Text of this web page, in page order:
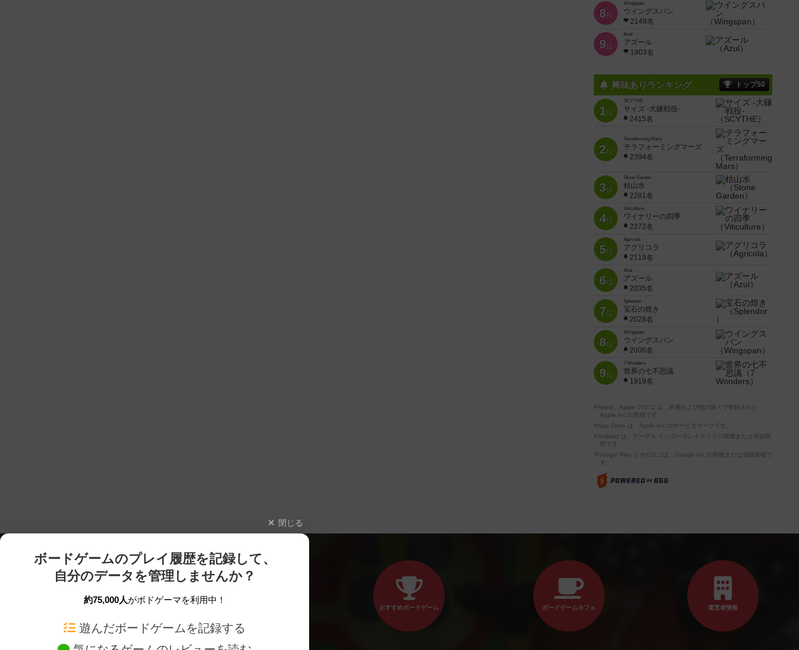
8位
Wingspan
ウイングスパン
2149名
9位
Azul
アズール
1903名
興味ありランキング トップ50
1位
SCYTHE
サイズ -大鎌戦役-
2415名
2位
Terraforming Mars
テラフォーミングマーズ
2394名
3位
Stone Garden
枯山水
2281名
4位
Viticulture
ワイナリーの四季
2272名
5位
Agricola
アグリコラ
2119名
6位
Azul
アズール
2035名
7位
Splendor
宝石の煌き
2028名
8位
Wingspan
ウイングスパン
2006名
9位
7 Wonders
世界の七不思議
1919名
※Apple、Apple のロゴ は、米国および他の国々で登録された
Apple Inc.の商標です。
※App Store は、Apple Inc.のサービスマークです。
※Android は、グーグル インコーポレイテッドの商標または登録商
標です。
※Google Play とそのロゴは、Google Inc.の商標または登録商標で
す。
閉じる
ボードゲームのプレイ履歴を記録して、
自分のデータを管理しませんか？
約75,000人がボドゲーマを利用中！
遊んだボードゲームを記録する
おすすめボードゲーム ボードゲームカフェ 運営者情報